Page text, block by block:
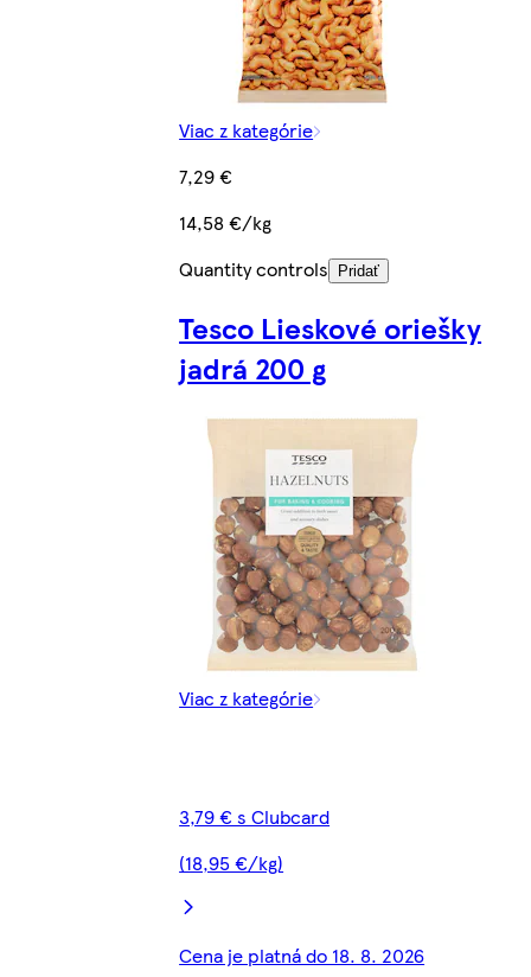
Viac z kategórie
7,29 €
14,58 €/kg
Quantity controls
Pridať
Tesco Lieskové oriešky
jadrá 200 g
Viac z kategórie
3,79 € s Clubcard
(18,95 €/kg)
Cena je platná do 18. 8. 2026